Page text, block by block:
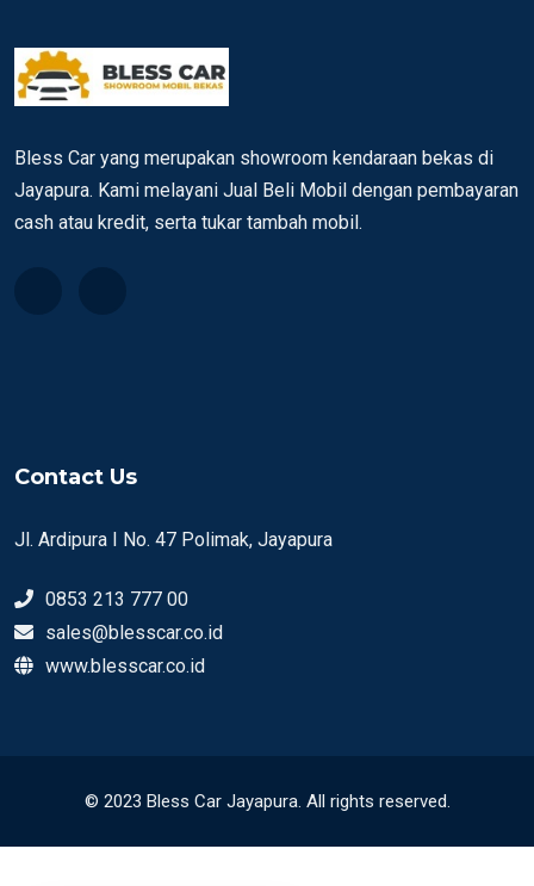
Bless Car yang merupakan showroom kendaraan bekas di
Jayapura. Kami melayani Jual Beli Mobil dengan pembayaran
cash atau kredit, serta tukar tambah mobil.
Contact Us
Jl. Ardipura I No. 47 Polimak, Jayapura
0853 213 777 00
sales@blesscar.co.id
www.blesscar.co.id
© 2023 Bless Car Jayapura. All rights reserved.